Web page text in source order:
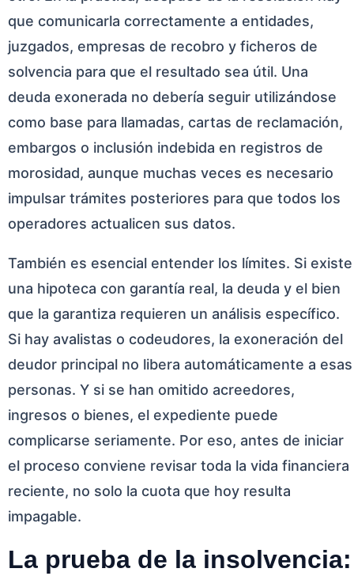
que comunicarla correctamente a entidades,
juzgados, empresas de recobro y ficheros de
solvencia para que el resultado sea útil. Una
deuda exonerada no debería seguir utilizándose
como base para llamadas, cartas de reclamación,
embargos o inclusión indebida en registros de
morosidad, aunque muchas veces es necesario
impulsar trámites posteriores para que todos los
operadores actualicen sus datos.
También es esencial entender los límites. Si existe
una hipoteca con garantía real, la deuda y el bien
que la garantiza requieren un análisis específico.
Si hay avalistas o codeudores, la exoneración del
deudor principal no libera automáticamente a esas
personas. Y si se han omitido acreedores,
ingresos o bienes, el expediente puede
complicarse seriamente. Por eso, antes de iniciar
el proceso conviene revisar toda la vida financiera
reciente, no solo la cuota que hoy resulta
impagable.
La prueba de la insolvencia: